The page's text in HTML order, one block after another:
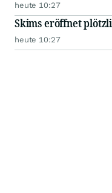
heute 10:27
Skims eröffnet
heute 10:27